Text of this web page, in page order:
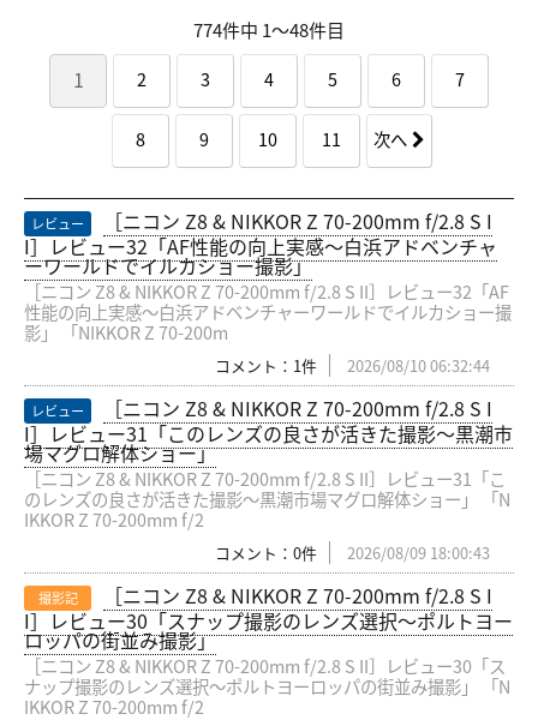
774件中 1〜48件目
1 2 3 4 5 6 7
8 9 10 11 次へ
レビュー
［ニコン Z8 & NIKKOR Z 70-200mm f/2.8 S I
I］レビュー32「AF性能の向上実感〜白浜アドベンチャ
ーワールドでイルカショー撮影」
［ニコン Z8 & NIKKOR Z 70-200mm f/2.8 S II］レビュー32「AF
性能の向上実感〜白浜アドベンチャーワールドでイルカショー撮
影」 「NIKKOR Z 70-200m
コメント：1件 2026/08/10 06:32:44
レビュー
［ニコン Z8 & NIKKOR Z 70-200mm f/2.8 S I
I］レビュー31「このレンズの良さが活きた撮影〜黒潮市
場マグロ解体ショー」
［ニコン Z8 & NIKKOR Z 70-200mm f/2.8 S II］レビュー31「こ
のレンズの良さが活きた撮影〜黒潮市場マグロ解体ショー」 「N
IKKOR Z 70-200mm f/2
コメント：0件 2026/08/09 18:00:43
撮影記
［ニコン Z8 & NIKKOR Z 70-200mm f/2.8 S I
I］レビュー30「スナップ撮影のレンズ選択〜ポルトヨー
ロッパの街並み撮影」
［ニコン Z8 & NIKKOR Z 70-200mm f/2.8 S II］レビュー30「ス
ナップ撮影のレンズ選択〜ポルトヨーロッパの街並み撮影」 「N
IKKOR Z 70-200mm f/2